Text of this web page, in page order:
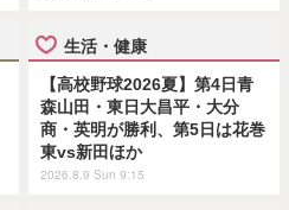
生活・健康
【高校野球2026夏】第4日青
森山田・東日大昌平・大分
商・英明が勝利、第5日は花巻
東vs新田ほか
2026.8.9 Sun 9:15